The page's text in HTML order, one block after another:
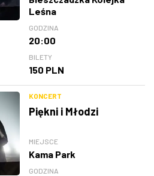
Leśna
GODZINA
20:00
BILETY
150 PLN
KONCERT
Piękni i Młodzi
MIEJSCE
Kama Park
GODZINA